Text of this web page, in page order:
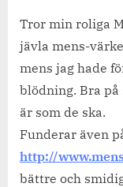
Tror min roliga
jävla mens-
mens jag hade
blödning. Bra
är som de ska.
Funderar även
http://
bättre och